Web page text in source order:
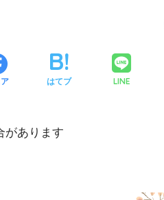
はてブ LINE
があります